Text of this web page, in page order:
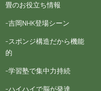
畳のお役立ち情報
-吉岡NHK登場シーン
-スポンジ構造だから機能
的
-学習塾で集中力持続
-ハイハイで脳が発達